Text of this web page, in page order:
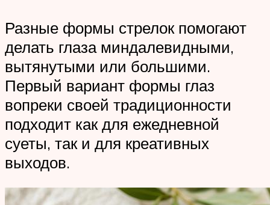
Разные формы стрелок помогают
делать глаза миндалевидными,
вытянутыми или большими.
Первый вариант формы глаз
вопреки своей традиционности
подходит как для ежедневной
суеты, так и для креативных
выходов.